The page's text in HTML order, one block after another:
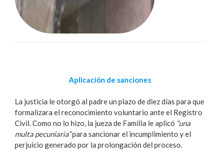
Aplicación de sanciones
La justicia le otorgó al padre un plazo de diez días para que
formalizara el reconocimiento voluntario ante el Registro
Civil. Como no lo hizo, la jueza de Familia le aplicó “una
multa pecuniaria”para sancionar el incumplimiento y el
perjuicio generado por la prolongación del proceso.